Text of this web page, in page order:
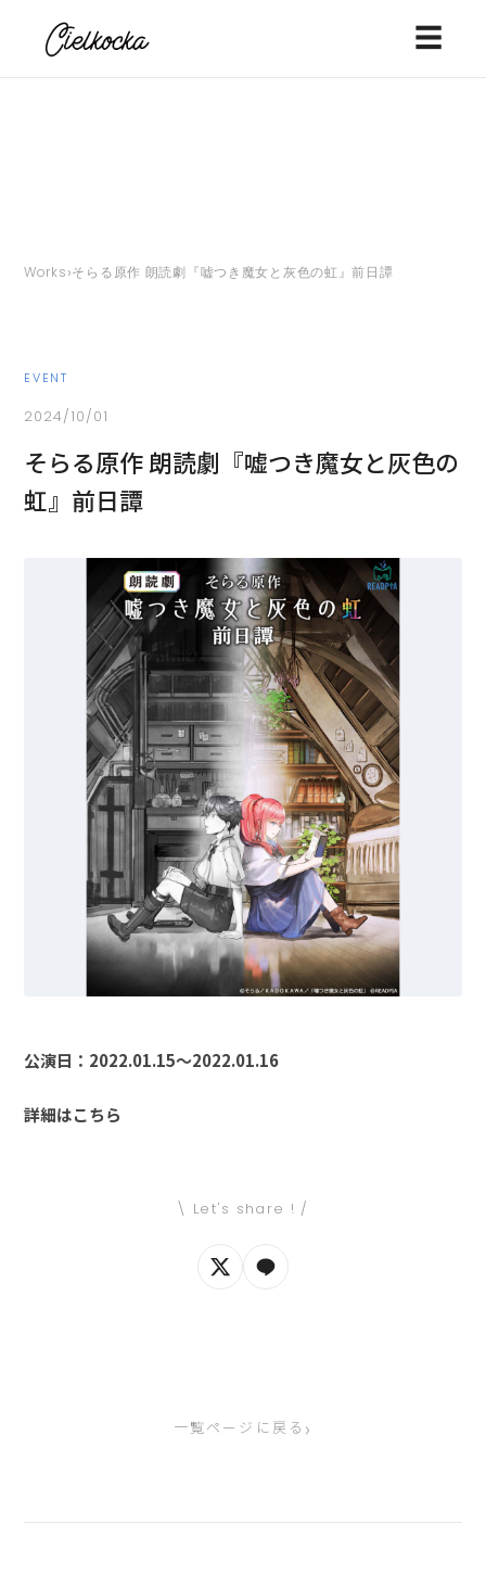
☰
Works›そらる原作 朗読劇『嘘つき魔女と灰色の虹』前日譚
EVENT
2024/10/01
そらる原作 朗読劇『嘘つき魔女と灰色の
虹』前日譚
公演日：2022.01.15〜2022.01.16
詳細はこちら
\ Let's share ! /
一覧ページに戻る ›